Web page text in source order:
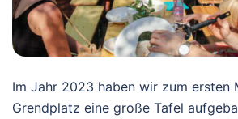
Im Jahr 2023 haben wir zum ersten
Grendplatz eine große Tafel